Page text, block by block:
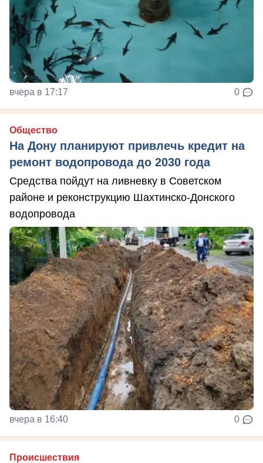
вчера в 17:17 0
Общество
На Дону планируют привлечь кредит на
ремонт водопровода до 2030 года
Средства пойдут на ливневку в Советском
районе и реконструкцию Шахтинско-Донского
водопровода
вчера в 16:40 0
Происшествия